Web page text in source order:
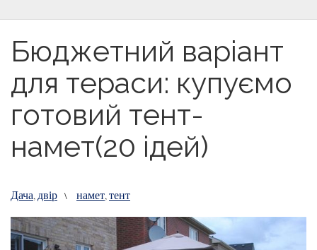
Бюджетний варіант
для тераси: купуємо
готовий тент-
намет(20 ідей)
Дача, двір \ намет,тент